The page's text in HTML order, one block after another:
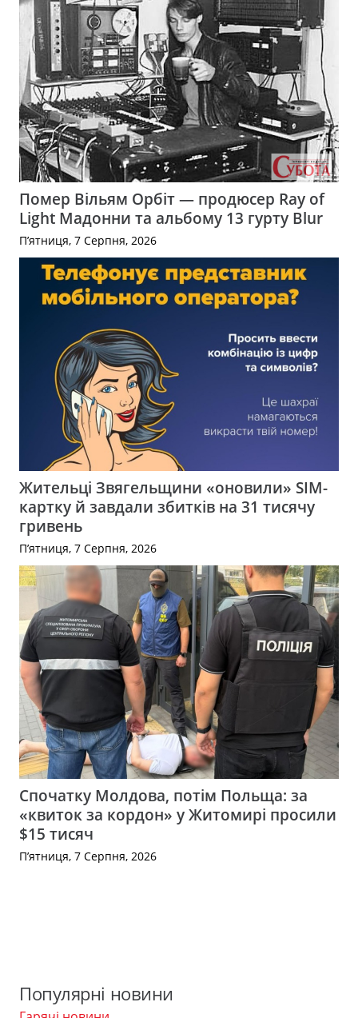
Помер Вільям Орбіт — продюсер Ray of
Light Мадонни та альбому 13 гурту Blur
П’ятниця, 7 Серпня, 2026
Жительці Звягельщини «оновили» SIM-
картку й завдали збитків на 31 тисячу
гривень
П’ятниця, 7 Серпня, 2026
Спочатку Молдова, потім Польща: за
«квиток за кордон» у Житомирі просили
$15 тисяч
П’ятниця, 7 Серпня, 2026
Популярні новини